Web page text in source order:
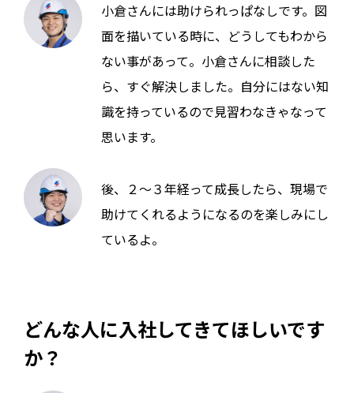
小倉さんには助けられっぱなしです。図
面を描いている時に、どうしてもわから
ない事があって。小倉さんに相談した
ら、すぐ解決しました。自分にはない知
識を持っているので見習わなきゃなって
思います。
後、２～３年経って成長したら、現場で
助けてくれるようになるのを楽しみにし
ているよ。
どんな人に入社してきてほしいです
か？